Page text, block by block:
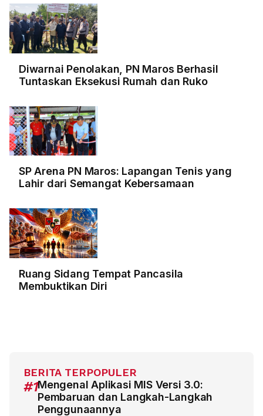
Diwarnai Penolakan, PN Maros Berhasil
Tuntaskan Eksekusi Rumah dan Ruko
SP Arena PN Maros: Lapangan Tenis yang
Lahir dari Semangat Kebersamaan
Ruang Sidang Tempat Pancasila
Membuktikan Diri
BERITA TERPOPULER
#1Mengenal Aplikasi MIS Versi 3.0:
Pembaruan dan Langkah-Langkah
Penggunaannya